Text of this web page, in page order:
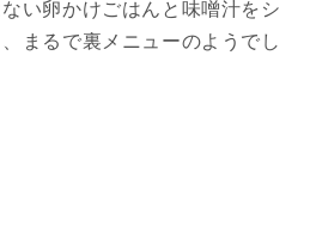
い卵かけごはんと味噌汁をシ
まるで裏メニューのようでし